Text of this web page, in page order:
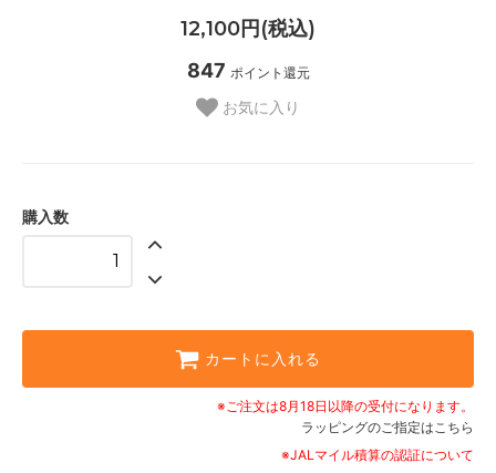
12,100円(税込)
847 ポイント還元
お気に入り
購入数
カートに入れる
※ご注文は8月18日以降の受付になります。
ラッピングのご指定はこちら
※JALマイル積算の認証について